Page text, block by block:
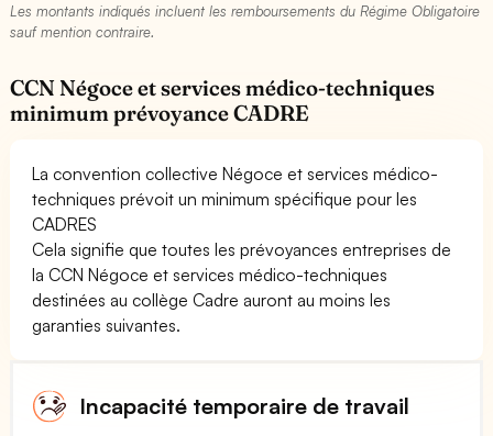
Les montants indiqués incluent les remboursements du Régime Obligatoire
sauf mention contraire.
CCN Négoce et services médico-techniques
minimum prévoyance CADRE
La convention collective Négoce et services médico-
techniques prévoit un minimum spécifique pour les
CADRES
Cela signifie que toutes les prévoyances entreprises de
la CCN Négoce et services médico-techniques
destinées au collège Cadre auront au moins les
garanties suivantes.
Incapacité temporaire de travail